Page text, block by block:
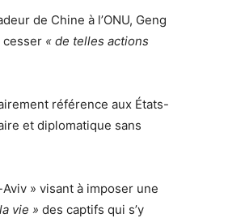
de Chine à l’ONU, Geng
cesser « de telles actions
référence aux États-
et diplomatique sans
» visant à imposer une
vie » des captifs qui s’y